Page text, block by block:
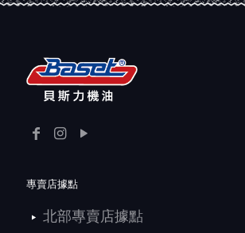
專賣店據點
北部專賣店據點